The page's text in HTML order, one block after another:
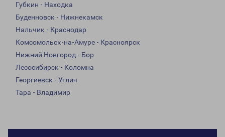
Губкин - Находка
Буденновск - Нижнекамск
Нальчик - Краснодар
Комсомольск-на-Амуре - Красноярск
Нижний Новгород - Бор
Лесосибирск - Коломна
Георгиевск - Углич
Тара - Владимир